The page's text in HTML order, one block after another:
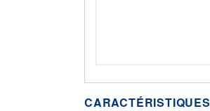
CARACTÉRISTIQUES